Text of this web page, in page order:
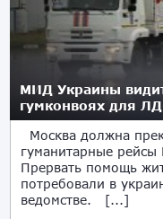
МИД Украины
гумконвоях для
Москва должна
гуманитарные
Прервать помощь
потребовали в
ведомстве. [...]